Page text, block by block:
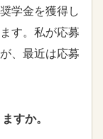
学金を獲得し
す。私が応募
、最近は応募
すか。